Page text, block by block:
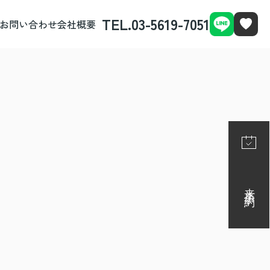
お問い合わせ会社概要 TEL.03-5619-7051